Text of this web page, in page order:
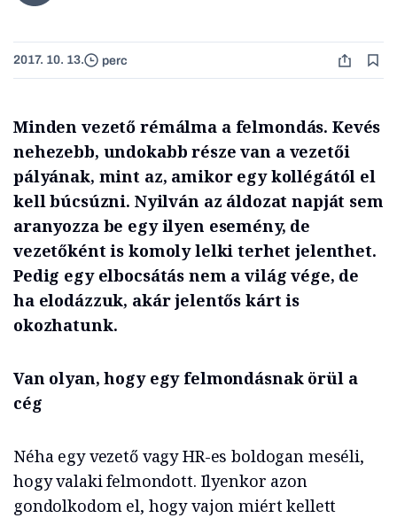
2017. 10. 13. perc
Minden vezető rémálma a felmondás. Kevés
nehezebb, undokabb része van a vezetői
pályának, mint az, amikor egy kollégától el
kell búcsúzni. Nyilván az áldozat napját sem
aranyozza be egy ilyen esemény, de
vezetőként is komoly lelki terhet jelenthet.
Pedig egy elbocsátás nem a világ vége, de
ha elodázzuk, akár jelentős kárt is
okozhatunk.
Van olyan, hogy egy felmondásnak örül a
cég
Néha egy vezető vagy HR-es boldogan meséli,
hogy valaki felmondott. Ilyenkor azon
gondolkodom el, hogy vajon miért kellett